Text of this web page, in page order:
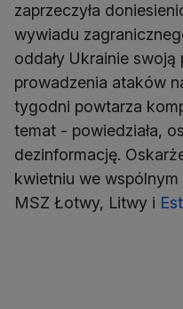
zaprzeczyła
wywiadu
oddały Ukrainie
prowadzenia ataków
tygodni powtarza
temat - powiedziała,
dezinformację.
kwietniu we
MSZ Łotwy, Litwy i